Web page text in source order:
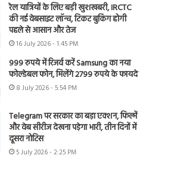
रेल यात्रियों के लिए बड़ी खुशखबरी, IRCTC
की नई वेबसाइट लॉन्च, टिकट बुकिंग होगी
पहले से आसान और तेज
16 July 2026 - 1:45 PM
999 रुपये में रिजर्व करें Samsung का नया
फोल्डेबल फोन, मिलेंगे 2799 रुपये के फायदे
8 July 2026 - 5:54 PM
Telegram पर सरकार का बड़ा एक्शन, फिल्में
और वेब सीरीज देखना पड़ेगा भारी, तीन दिनों में
दूसरा नोटिस
5 July 2026 - 2:25 PM